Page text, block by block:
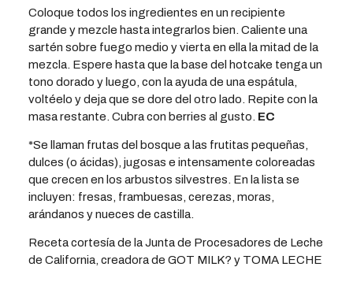
Coloque todos los ingredientes en un recipiente
grande y mezcle hasta integrarlos bien. Caliente una
sartén sobre fuego medio y vierta en ella la mitad de la
mezcla. Espere hasta que la base del hotcake tenga un
tono dorado y luego, con la ayuda de una espátula,
voltéelo y deja que se dore del otro lado. Repite con la
masa restante. Cubra con berries al gusto. EC
*Se llaman frutas del bosque a las frutitas pequeñas,
dulces (o ácidas), jugosas e intensamente coloreadas
que crecen en los arbustos silvestres. En la lista se
incluyen: fresas, frambuesas, cerezas, moras,
arándanos y nueces de castilla.
Receta cortesía de la Junta de Procesadores de Leche
de California, creadora de GOT MILK? y TOMA LECHE